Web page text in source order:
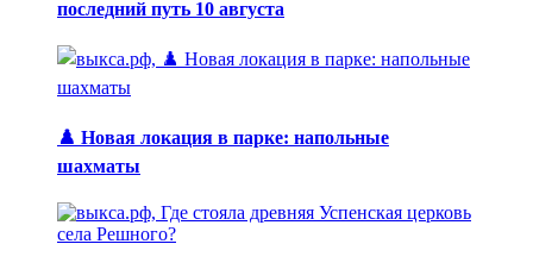
последний путь 10 августа
♟️ Новая локация в парке: напольные
шахматы